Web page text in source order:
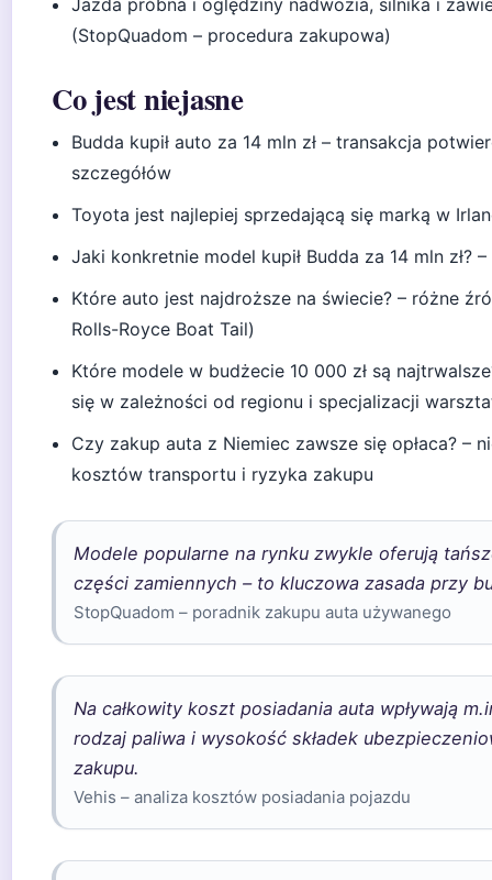
Jazda próbna i oględziny nadwozia, silnika i
(StopQuadom – procedura zakupowa)
Co jest niejasne
Budda kupił auto za 14 mln zł – transakcja
szczegółów
Toyota jest najlepiej sprzedającą się marką w
Jaki konkretnie model kupił Budda za 14 mln zł?
Które auto jest najdroższe na świecie? – różne
Rolls-Royce Boat Tail)
Które modele w budżecie 10 000 zł są
się w zależności od regionu i specjalizacji
Czy zakup auta z Niemiec zawsze się opłaca? –
kosztów transportu i ryzyka zakupu
Modele popularne na rynku zwykle oferują
części zamiennych – to kluczowa zasada przy
StopQuadom – poradnik zakupu auta używanego
Na całkowity koszt posiadania auta wpływają
rodzaj paliwa i wysokość składek
zakupu.
Vehis – analiza kosztów posiadania pojazdu